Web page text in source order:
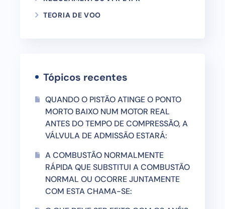
TEORIA DE VOO
Tópicos recentes
QUANDO O PISTÃO ATINGE O PONTO
MORTO BAIXO NUM MOTOR REAL
ANTES DO TEMPO DE COMPRESSÃO, A
VÁLVULA DE ADMISSÃO ESTARÁ:
A COMBUSTÃO NORMALMENTE
RÁPIDA QUE SUBSTITUI A COMBUSTÃO
NORMAL OU OCORRE JUNTAMENTE
COM ESTA CHAMA-SE: